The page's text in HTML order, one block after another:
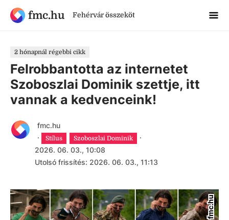
fmc.hu Fehérvár összeköt
2 hónapnál régebbi cikk
Felrobbantotta az internetet
Szoboszlai Dominik szettje, itt
vannak a kedvenceink!
fmc.hu
·
Stílus Szoboszlai Dominik
·
2026. 06. 03., 10:08
Utolsó frissítés: 2026. 06. 03., 11:13
fmc.hu